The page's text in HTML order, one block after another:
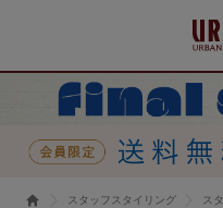
スタッフスタイリング ス